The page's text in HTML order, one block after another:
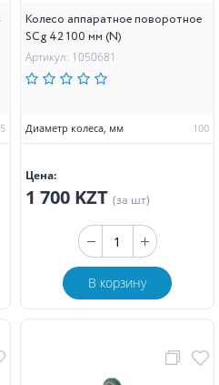
Колесо аппаратное поворотное
SCg 42 100 мм (N)
Артикул: 1050681
Диаметр колеса, мм 100
Цена:
1 700 KZT (за шт)
В корзину